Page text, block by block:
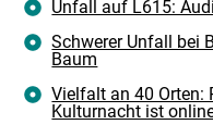
Unfall auf L615:
Schwerer Unfall bei
Baum
Vielfalt an 40 Orten:
Kulturnacht ist